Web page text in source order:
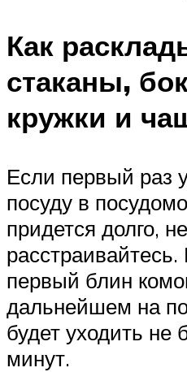
Как
стаканы,
кружки и
Если первый раз
посуду в
придется долго, не
расстраивайтесь.
первый блин
дальнейшем на
будет уходить
минут.